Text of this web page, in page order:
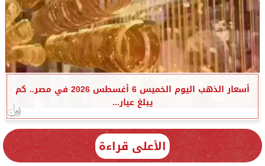
أسعار الذهب اليوم الخميس 6 أغسطس 2026 في مصر.. كم
يبلغ عيار...
الأعلى قراءة